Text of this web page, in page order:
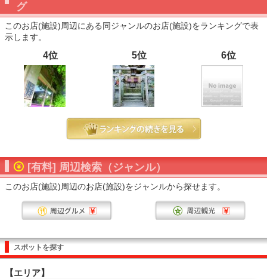
グ
このお店(施設)周辺にある同ジャンルのお店(施設)をランキングで表
示します。
4位 5位 6位
[有料] 周辺検索（ジャンル）
このお店(施設)周辺のお店(施設)をジャンルから探せます。
スポットを探す
【エリア】